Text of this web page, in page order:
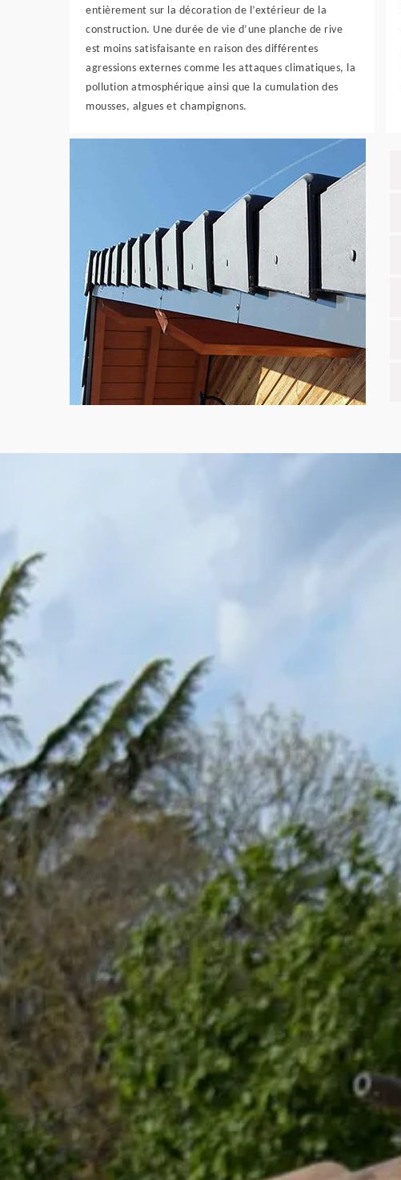
entièrement sur la décoration de l’extérieur de la
construction. Une durée de vie d’une planche de rive
est moins satisfaisante en raison des différentes
agressions externes comme les attaques climatiques, la
pollution atmosphérique ainsi que la cumulation des
mousses, algues et champignons.